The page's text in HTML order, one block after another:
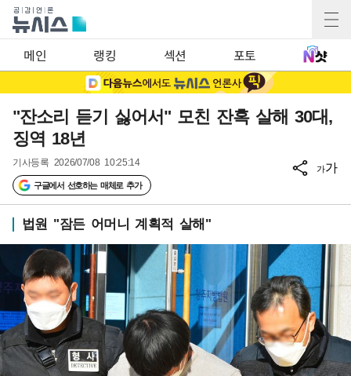
메인 랭킹 섹션 포토
"잔소리 듣기 싫어서" 모친 잔혹 살해 30대,
징역 18년
기사등록 2026/07/08 10:25:14
구글에서 선호하는 매체로 추가
가가
법원 "잠든 어머니 계획적 살해"